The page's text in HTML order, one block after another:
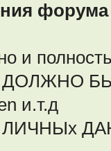
форума
и
ДОЛЖНО
и.т.д
ЛИЧНЫх